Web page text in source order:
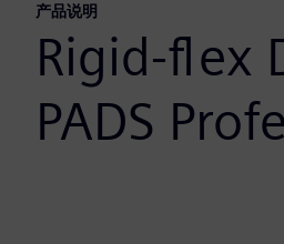
产品说明
Rigid-flex
PADS